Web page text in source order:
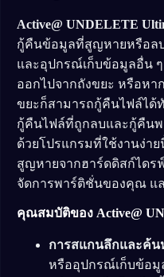
Active@ UNDELETE
กู้คืนข้อมูลที่สูญหายหรือลบ
และอุปกรณ์เก็บข้อมูลอื่น
ออกไปจากถังขยะ หรือหา
ขยะก็สามารถกู้คืนไฟล์ได้
กู้คืนไฟล์ที่ถูกลบและกู้คืน
ด้วยโปรแกรมที่ใช้งานง่
สูญหายจากฮาร์ดดิสก์ไดร
จัดการพาร์ติชั่นของคุณ แ
คุณสมบัติของ Active@
การสแกนลึกและค้น
หรืออุปกรณ์เก็บข้อ